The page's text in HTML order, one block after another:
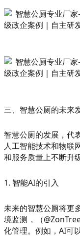
三、智慧公厕的未来
智慧公厕的发展，代
人工智能技术和物联
和服务质量上不断升级
1. 智能AI的引入
未来的智慧公厕将更
境监测，（
化管理。例如，AI可